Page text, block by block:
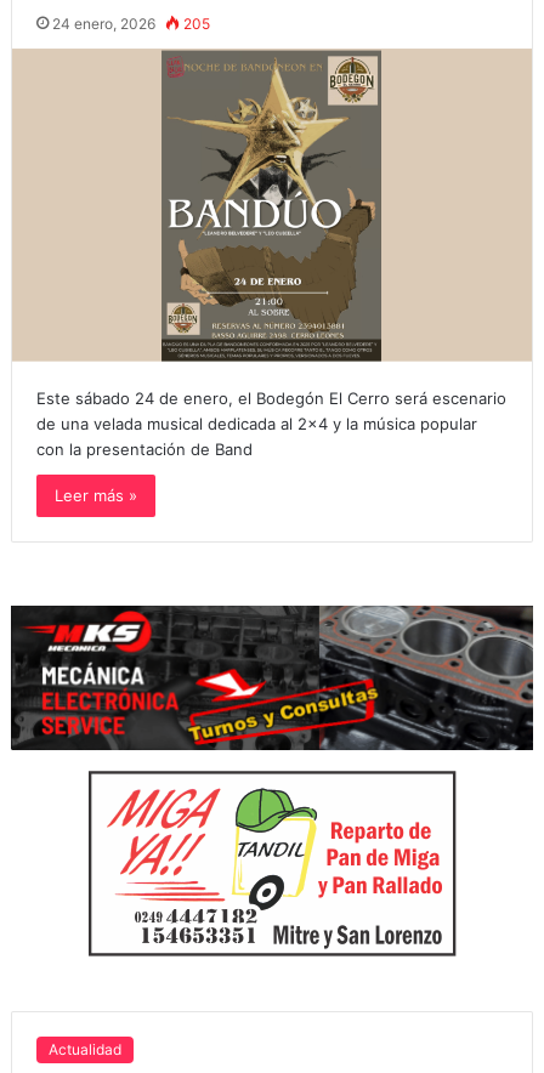
24 enero, 2026 205
Este sábado 24 de enero, el Bodegón El Cerro será escenario
de una velada musical dedicada al 2×4 y la música popular
con la presentación de Band
Leer más »
Actualidad